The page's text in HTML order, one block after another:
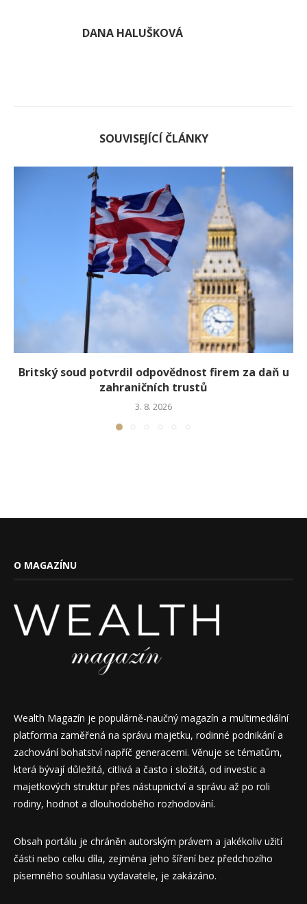
DANA HALUŠKOVÁ
SOUVISEJÍCÍ ČLÁNKY
Britský soud potvrdil odpovědnost firem za daň u
zahraničních trustů
3. 8. 2026
O MAGAZÍNU
Wealth Magazín je populárně-naučný magazín a multimediální
platforma zaměřená na správu majetku, rodinné podnikání a
zachování bohatství napříč generacemi. Věnuje se tématům,
která bývají důležitá, citlivá a často i složitá, od investic a
majetkových struktur přes nástupnictví a správu až po roli
rodiny, hodnot a dlouhodobého rozhodování.
Obsah portálu je chráněn autorským právem a jakékoliv užití
části nebo celku díla, zejména jeho šíření bez předchozího
písemného souhlasu vydavatele, je zakázáno.